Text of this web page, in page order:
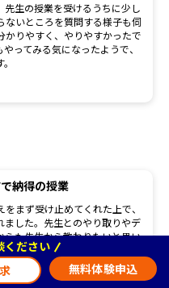
生の授業を受けるうちに少し
ないところを質問する様子も伺
かりやすく、やりやすかったで
ってみる気になったようで、
納得の授業
まず受け止めてくれた上で、
ました。先生とのやり取りやデ
も先生から教わりたいと思い
アリングから始まり、一緒に
。後半の体験授業では、直近
きました。初見の問題であるに
ください
無料体験申込